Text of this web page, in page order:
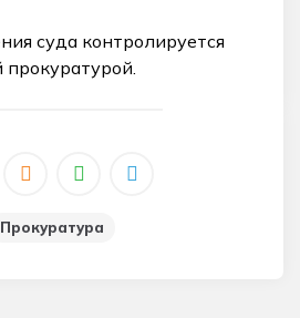
суда контролируется
Прокуратура